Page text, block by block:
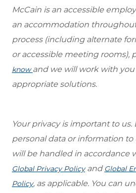
McCain is an accessible
an accommodation
process (including alternate
or accessible meeting rooms),
knowand we will work with
appropriate solutions.
Your privacy is important to
personal data or information to
will be handled in accordance
Global Privacy Policyand Global
Policy, as applicable. You can